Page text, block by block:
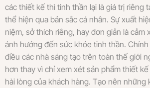
các thiết kế thì tinh thần lại là giá trị riêng
thể hiện qua bản sắc cá nhân. Sự xuất
niệm, sở thích riêng, hay đơn giản là cảm
ảnh hưởng đến sức khỏe tinh thần.
điều các nhà sáng tạo trên toàn thế giới
hơn thay vì chỉ xem xét sản phẩm thiết
hài lòng của khách hàng. Tạo nên những